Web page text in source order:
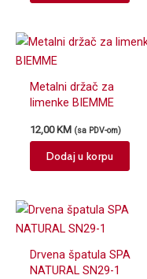
Metalni držač za
limenke BIEMME
12,00KM (sa PDV-om)
Dodaj u korpu
Drvena špatula SPA
NATURAL SN29-1